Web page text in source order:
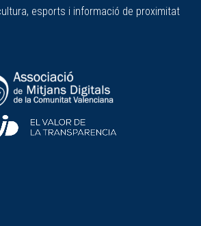
esports i informació de proximitat